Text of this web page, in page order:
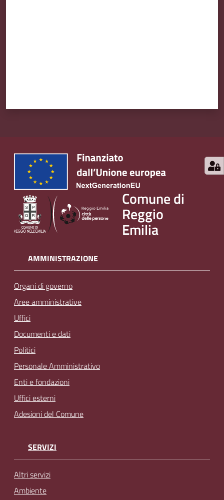
Comune di
Reggio
Emilia
AMMINISTRAZIONE
Organi di governo
Aree amministrative
Uffici
Documenti e dati
Politici
Personale Amministrativo
Enti e fondazioni
Uffici esterni
Adesioni del Comune
SERVIZI
Altri servizi
Ambiente